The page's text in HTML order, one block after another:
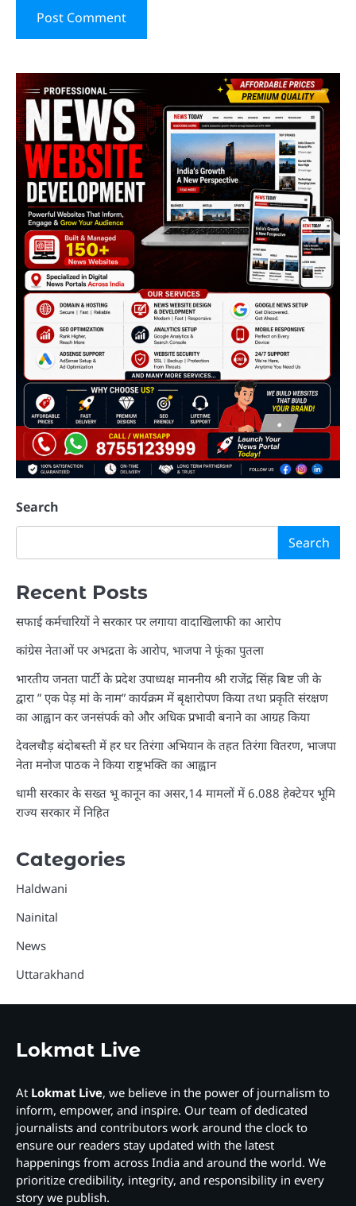
Search
Search
Recent Posts
सफाई कर्मचारियों ने सरकार पर लगाया वादाखिलाफी का आरोप
कांग्रेस नेताओं पर अभद्रता के आरोप, भाजपा ने फूंका पुतला
भारतीय जनता पार्टी के प्रदेश उपाध्यक्ष माननीय श्री राजेंद्र सिंह बिष्ट जी के
द्वारा ” एक पेड़ मां के नाम” कार्यक्रम में बृक्षारोपण किया तथा प्रकृति संरक्षण
का आह्वान कर जनसंपर्क को और अधिक प्रभावी बनाने का आग्रह किया
देवलचौड़ बंदोबस्ती में हर घर तिरंगा अभियान के तहत तिरंगा वितरण, भाजपा
नेता मनोज पाठक ने किया राष्ट्रभक्ति का आह्वान
धामी सरकार के सख्त भू कानून का असर,14 मामलों में 6.088 हेक्टेयर भूमि
राज्य सरकार में निहित
Categories
Haldwani
Nainital
News
Uttarakhand
Lokmat Live
At Lokmat Live, we believe in the power of journalism to
inform, empower, and inspire. Our team of dedicated
journalists and contributors work around the clock to
ensure our readers stay updated with the latest
happenings from across India and around the world. We
prioritize credibility, integrity, and responsibility in every
story we publish.